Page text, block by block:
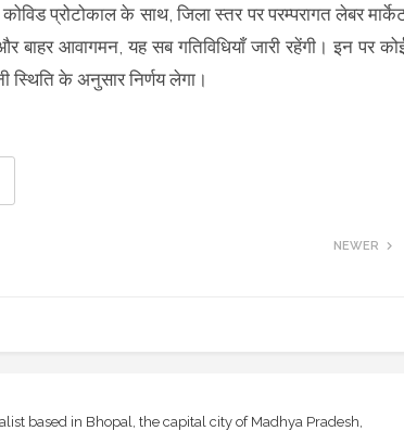
कोविड प्रोटोकाल के साथ, जिला स्तर पर परम्परागत लेबर
आवागमन, यह सब गतिविधियाँ जारी रहेंगी। इन पर
स्थिति के अनुसार निर्णय लेगा।
NEWER
based in Bhopal, the capital city of Madhya Pradesh,